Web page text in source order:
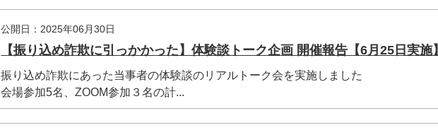
公開日：2025年06月30日
【振り込め詐欺に引っかかった】体験談トーク企画 開催報告【6月25日実施
振り込め詐欺にあった当事者の体験談のリアルトーク会を実施しました
会場参加5名、ZOOM参加３名の計...